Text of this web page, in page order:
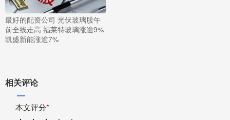
最好的配资公司 光伏玻璃股午
前全线走高 福莱特玻璃涨逾9%
凯盛新能涨逾7%
相关评论
本文评分*